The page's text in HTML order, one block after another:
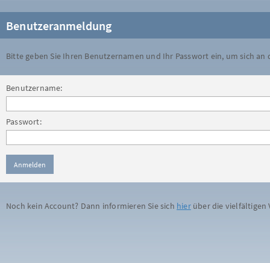
Benutzeranmeldung
Bitte geben Sie Ihren Benutzernamen und Ihr Passwort ein, um sich an
Benutzername:
Passwort:
Noch kein Account? Dann informieren Sie sich hierüber die vielfältigen